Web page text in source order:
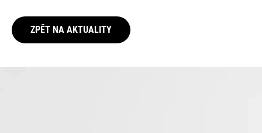
ZPĚT NA AKTUALITY